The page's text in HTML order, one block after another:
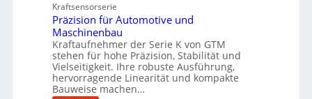
c
h
i
n
d
e
t
r
i
n
d
A
u
f
t
r
l
o
s
e
,
w
e
h
n
s
t
a
n
g
e
n
Kraftsensorserie
Präzision für Automotive und
Maschinenbau
Kraftaufnehmer der Serie K von GTM
stehen für hohe Präzision, Stabilität und
Vielseitigkeit. Ihre robuste Ausführung,
hervorragende Linearität und kompakte
Bauweise machen…